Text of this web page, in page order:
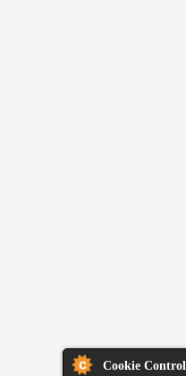
Cookie Control